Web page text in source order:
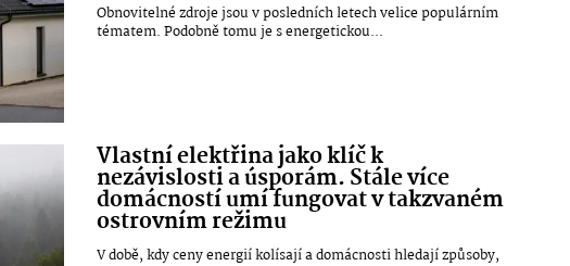
Obnovitelné zdroje jsou v posledních letech velice populárním
tématem. Podobně tomu je s energetickou...
Vlastní elektřina jako klíč k
nezávislosti a úsporám. Stále více
domácností umí fungovat v takzvaném
ostrovním režimu
V době, kdy ceny energií kolísají a domácnosti hledají způsoby,